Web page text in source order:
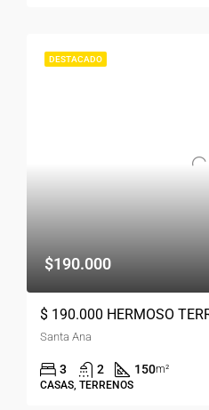
DESTACADO
$190.000
Santa Ana
3 2 150m²
CASAS, TERRENOS